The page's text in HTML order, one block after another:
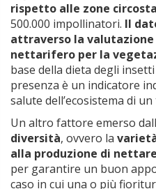
rispetto alle zone
500.000 impollinatori. Il
attraverso la
nettarifero per la
base della dieta degli
presenza è un indicatore
salute dell’ecosistema di
Un altro fattore emerso
diversità, ovvero la
alla produzione di nettare
per garantire un buon
caso in cui una o più